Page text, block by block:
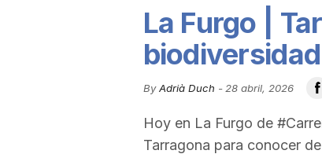
u
t
a
La Furgo |
By Adrià Duch - 28 abril, 2026
Hoy en La Furgo de
Tarragona para conocer